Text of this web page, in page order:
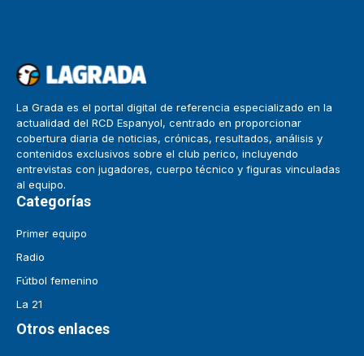
La Grada es el portal digital de referencia especializado en la
actualidad del RCD Espanyol, centrado en proporcionar
cobertura diaria de noticias, crónicas, resultados, análisis y
contenidos exclusivos sobre el club perico, incluyendo
entrevistas con jugadores, cuerpo técnico y figuras vinculadas
al equipo.
Categorías
Primer equipo
Radio
Fútbol femenino
La 21
Otros enlaces